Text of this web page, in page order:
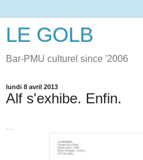
LE GOLB
Bar-PMU culturel since '2006
lundi 8 avril 2013
Alf s'exhibe. Enfin.
...